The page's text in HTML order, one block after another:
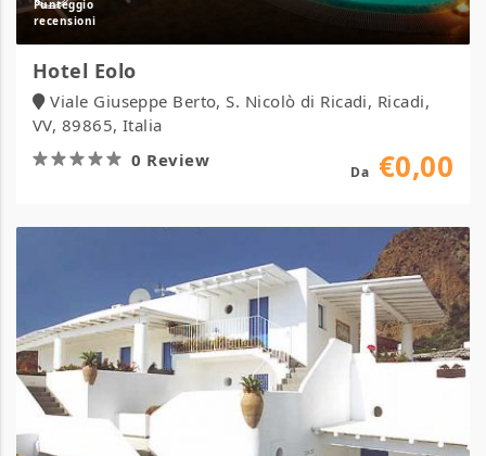
Hotel Eolo
Viale Giuseppe Berto, S. Nicolò di Ricadi, Ricadi,
VV, 89865, Italia
0 Review
Da €0,00
Terrazza